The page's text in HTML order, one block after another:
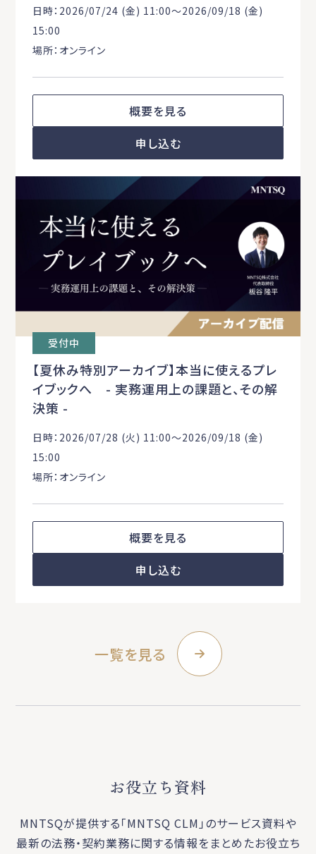
日時：2026/07/24 (金) 11:00〜2026/09/18 (金)
15:00
場所：オンライン
概要を見る
申し込む
受付中
【夏休み特別アーカイブ】本当に使えるプレ
イブックへ - 実務運用上の課題と、その解
決策 -
日時：2026/07/28 (火) 11:00〜2026/09/18 (金)
15:00
場所：オンライン
概要を見る
申し込む
一覧を見る
お役立ち資料
MNTSQが提供する「MNTSQ CLM」のサービス資料や
最新の法務・契約業務に関する情報をまとめたお役立ち